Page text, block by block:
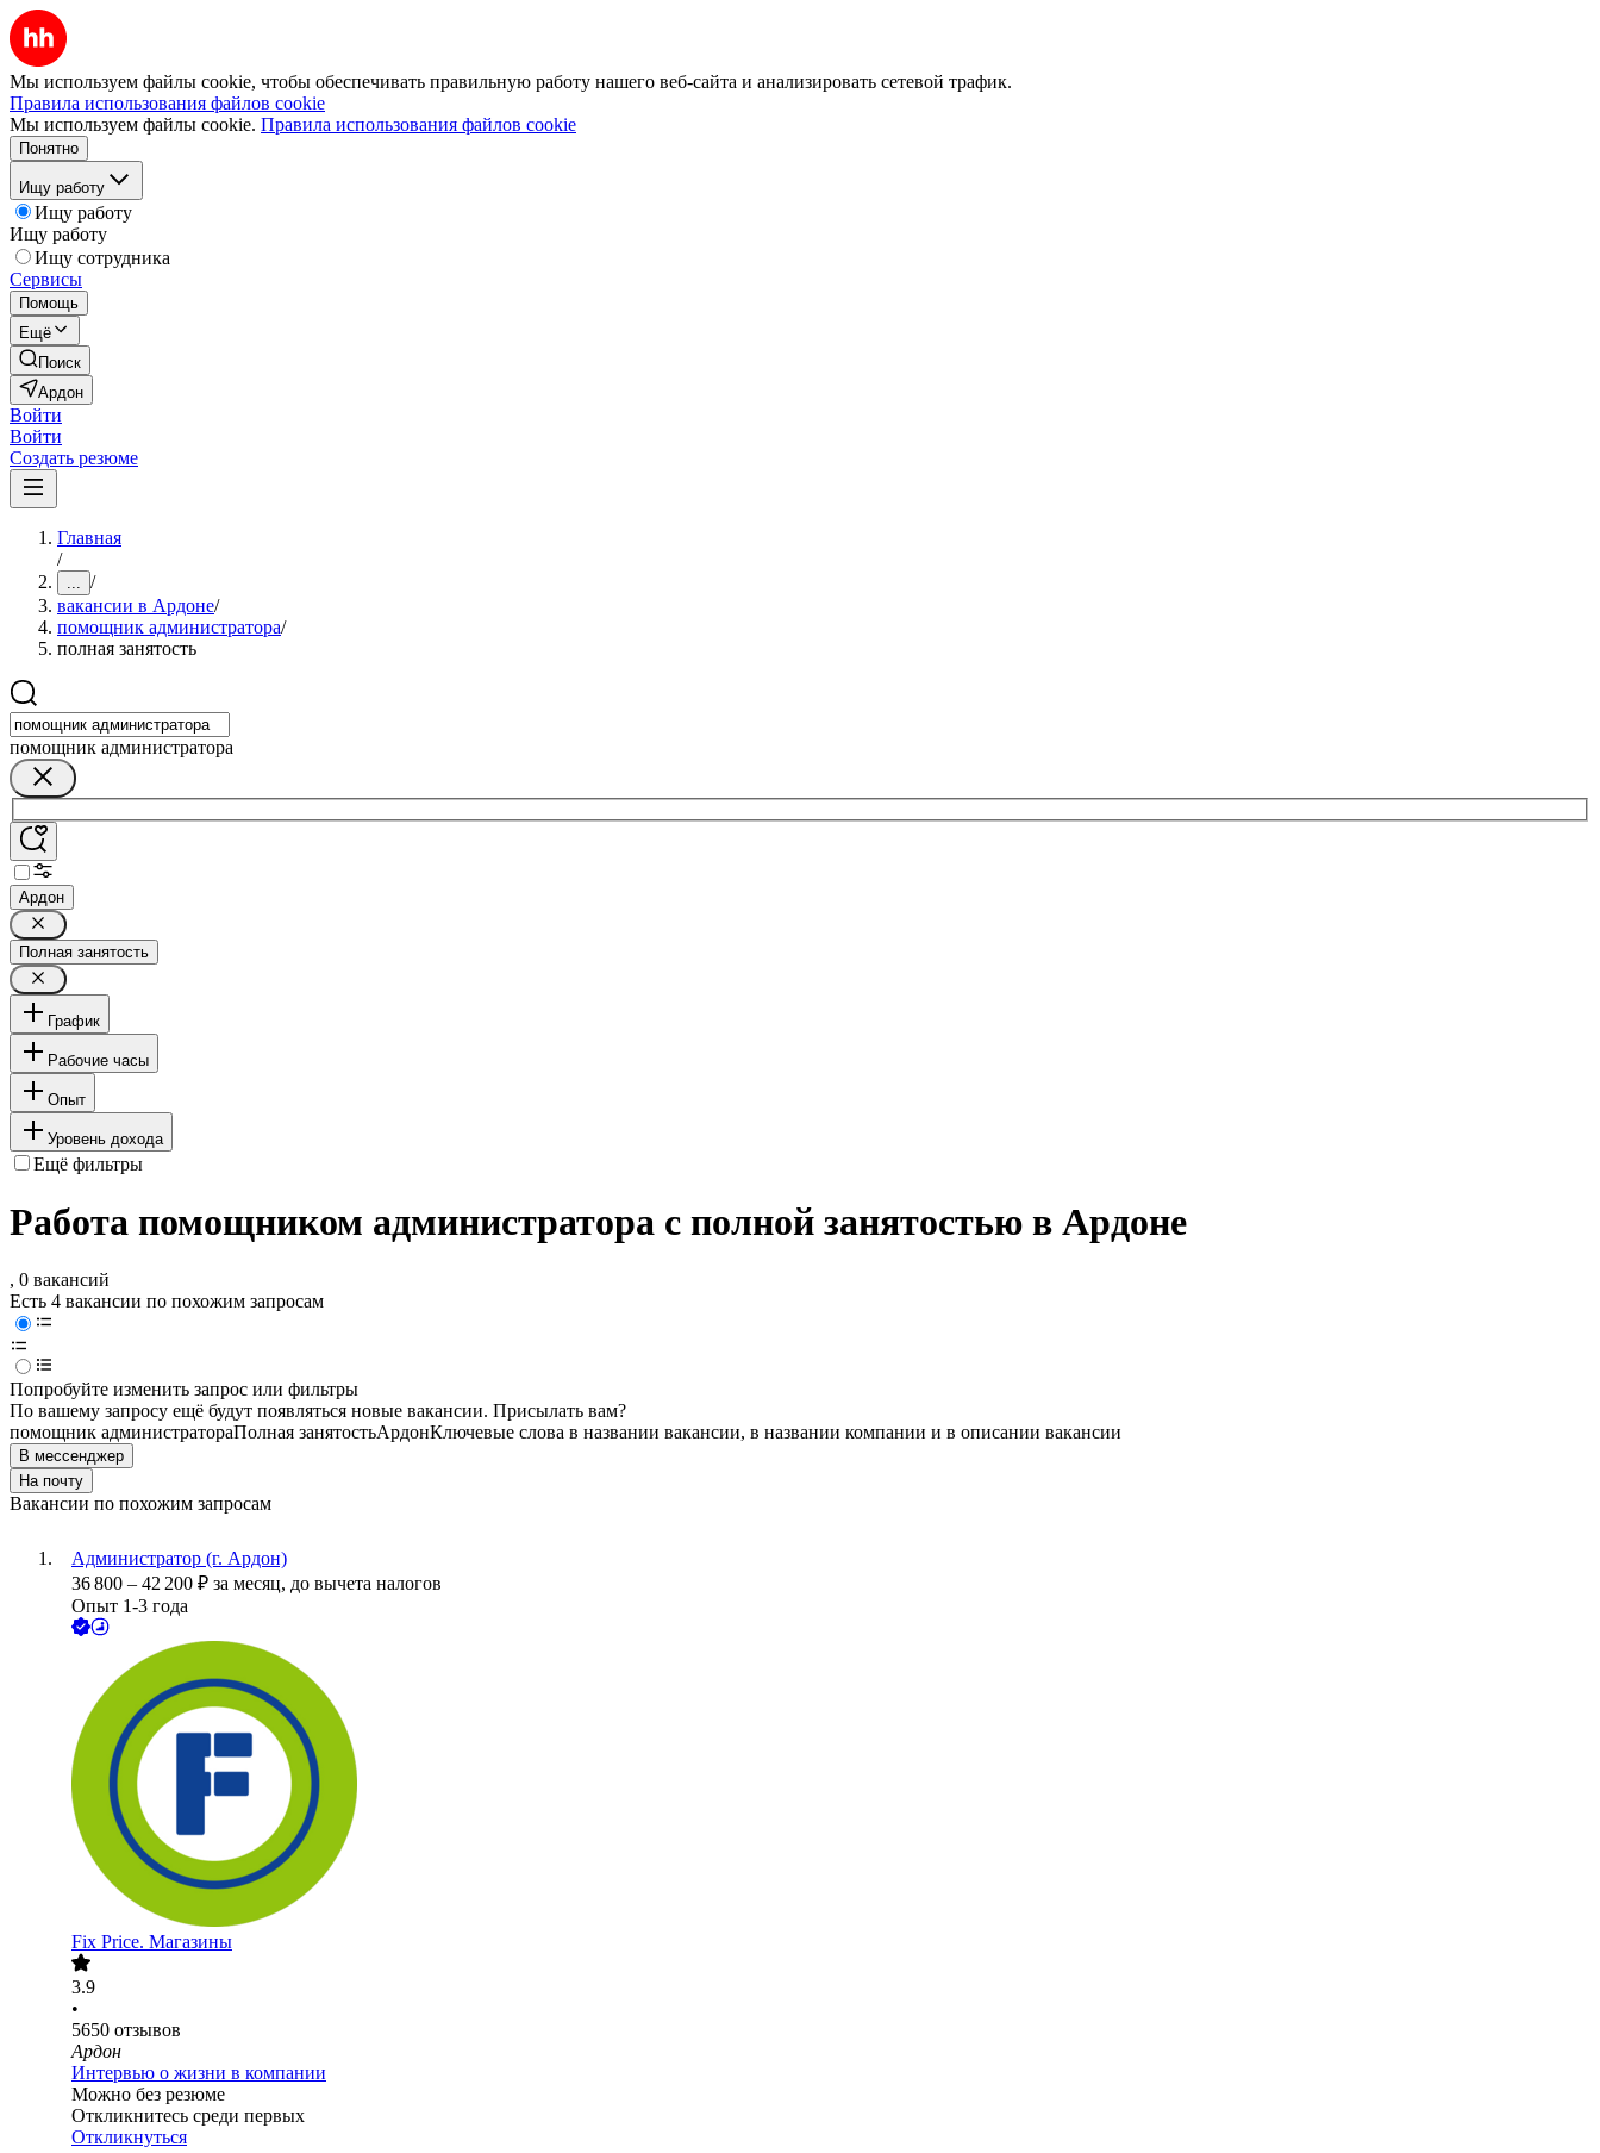
Мы используем файлы cookie, чтобы обеспечивать правильную работу нашего веб-сайта и анализировать сетевой трафик.
Правила использования файлов cookie
Мы используем файлы cookie. Правила использования файлов cookie
Понятно
Ищу работу
Ищу работу
Ищу работу
Ищу сотрудника
Сервисы
Помощь
Ещё
Поиск
Ардон
Войти
Войти
Создать резюме
Главная
/
... /
вакансии в Ардоне/
помощник администратора/
полная занятость
помощник администратора
Ардон
Полная занятость
График
Рабочие часы
Опыт
Уровень дохода
Ещё фильтры
Работа помощником администратора с полной занятостью в Ардоне
, 0 вакансий
Есть 4 вакансии по похожим запросам
Попробуйте изменить запрос или фильтры
По вашему запросу ещё будут появляться новые вакансии. Присылать вам?
помощник администратораПолная занятостьАрдонКлючевые слова в названии вакансии, в названии компании и в описании вакансии
В мессенджер
На почту
Вакансии по похожим запросам
Администратор (г. Ардон)
36 800 – 42 200 ₽ за месяц, до вычета налогов
Опыт 1-3 года
Fix Price. Магазины
3.9
•
5650 отзывов
Ардон
Интервью о жизни в компании
Можно без резюме
Откликнитесь среди первых
Откликнуться